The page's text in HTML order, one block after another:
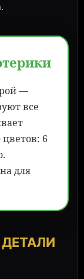
—
все
6
для